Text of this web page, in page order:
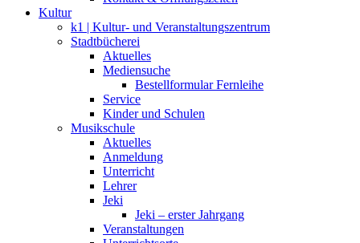
Kultur
k1 | Kultur- und Veranstaltungszentrum
Stadtbücherei
Aktuelles
Mediensuche
Bestellformular Fernleihe
Service
Kinder und Schulen
Musikschule
Aktuelles
Anmeldung
Unterricht
Lehrer
Jeki
Jeki – erster Jahrgang
Veranstaltungen